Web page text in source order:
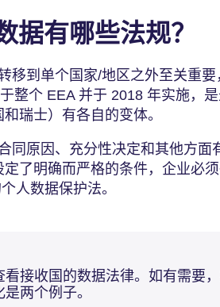
据有哪些法规？
移到单个国家/地区之外至关重
整个 EEA 并于 2018 年实施，是
瑞士）有各自的变体。
同原因、充分性决定和其他方面
了明确而严格的条件，企业必
人数据保护法。
接收国的数据法律。如有需要
两个例子。